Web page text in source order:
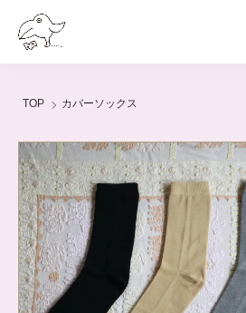
TOP カバーソックス